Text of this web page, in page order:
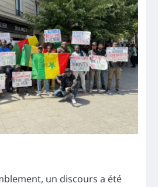
un discours a été